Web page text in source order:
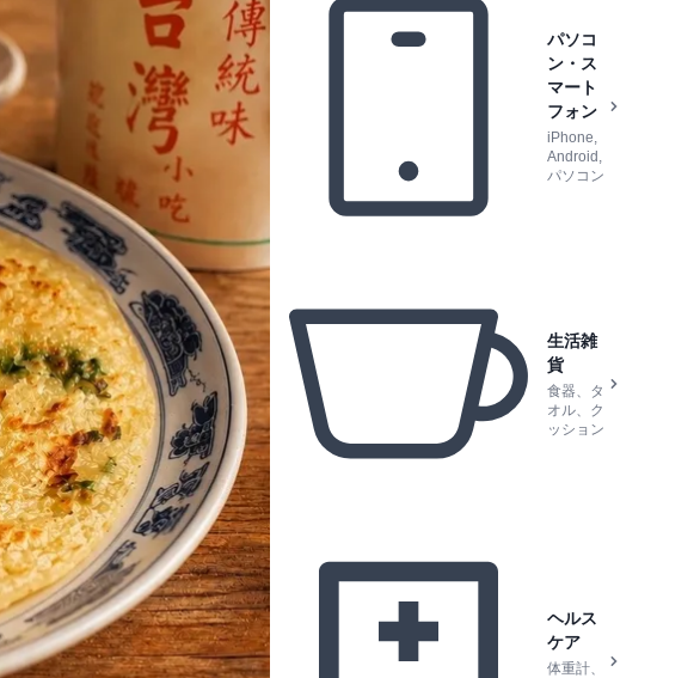
パソコ
ン・ス
マート
フォン
iPhone,
Android,
パソコン
生活雑
貨
食器、タ
オル、ク
ッション
ヘルス
ケア
体重計、